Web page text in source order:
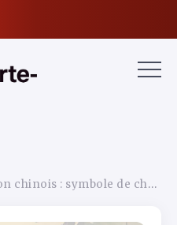
de chance et de sagesse — pourquoi il n’a rien à voir avec le dragon occidental